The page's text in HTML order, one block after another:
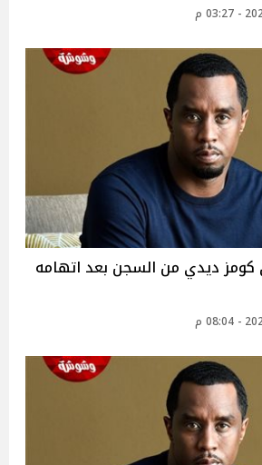
ديدي من السجن بعد اتهامه